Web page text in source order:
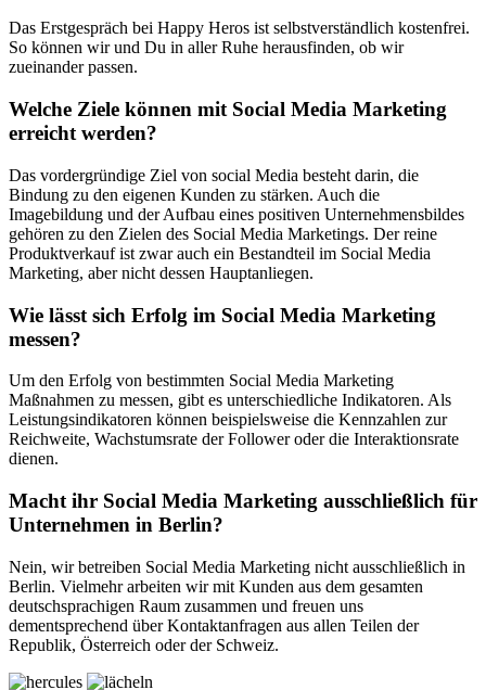
Das Erstgespräch bei Happy Heros ist selbstverständlich kostenfrei.
So können wir und Du in aller Ruhe herausfinden, ob wir
zueinander passen.
Welche Ziele können mit Social Media Marketing
erreicht werden?
Das vordergründige Ziel von social Media besteht darin, die
Bindung zu den eigenen Kunden zu stärken. Auch die
Imagebildung und der Aufbau eines positiven Unternehmensbildes
gehören zu den Zielen des Social Media Marketings. Der reine
Produktverkauf ist zwar auch ein Bestandteil im Social Media
Marketing, aber nicht dessen Hauptanliegen.
Wie lässt sich Erfolg im Social Media Marketing
messen?
Um den Erfolg von bestimmten Social Media Marketing
Maßnahmen zu messen, gibt es unterschiedliche Indikatoren. Als
Leistungsindikatoren können beispielsweise die Kennzahlen zur
Reichweite, Wachstumsrate der Follower oder die Interaktionsrate
dienen.
Macht ihr Social Media Marketing ausschließlich für
Unternehmen in Berlin?
Nein, wir betreiben Social Media Marketing nicht ausschließlich in
Berlin. Vielmehr arbeiten wir mit Kunden aus dem gesamten
deutschsprachigen Raum zusammen und freuen uns
dementsprechend über Kontaktanfragen aus allen Teilen der
Republik, Österreich oder der Schweiz.